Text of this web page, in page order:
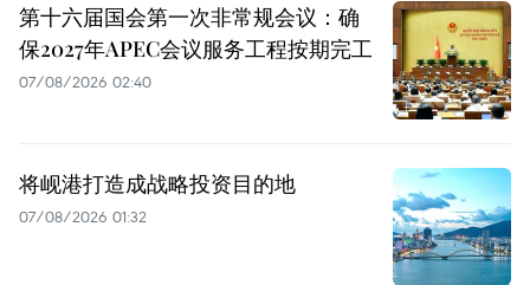
第十六届国会第一次非常规会议：确
保2027年APEC会议服务工程按期完工
07/08/2026 02:40
将岘港打造成战略投资目的地
07/08/2026 01:32